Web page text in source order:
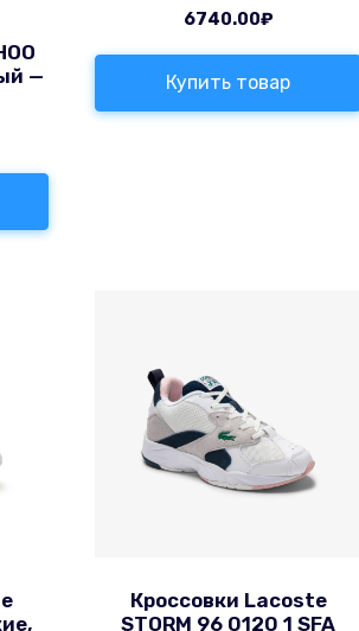
—
6740.00₽
Купить товар
Кроссовки Lacoste
STORM 96 0120 1 SFA